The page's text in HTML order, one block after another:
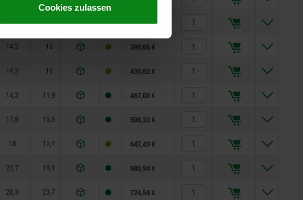
Cookies zulassen
11,6 10,4 2,3 7,5 18,2 14 3,5 7
360,84 €
14,2 13 2,3 17,4 15 3,5 8
398,66 €
14,2 13 2,3 17,4 15 3,5 8
430,62 €
14,2 11,9 4,6 21,9 20 3,5 10
467,08 €
17,8 15,5 4,6 22,5 20 4,5 10
506,33 €
18 15,7 4,6 22,5 20 6,5 10
647,49 €
23,7 19,1 9,3 24,5 32 6,5 13
680,94 €
28,3 23,7 9,3 29,4 20 6,5 13
724,54 €